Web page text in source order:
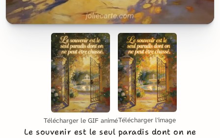
Télécharger le GIF animéTélécharger l'image
Le souvenir est le seul paradis dont on ne